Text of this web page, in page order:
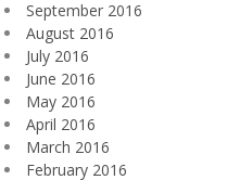
September 2016
August 2016
July 2016
June 2016
May 2016
April 2016
March 2016
February 2016